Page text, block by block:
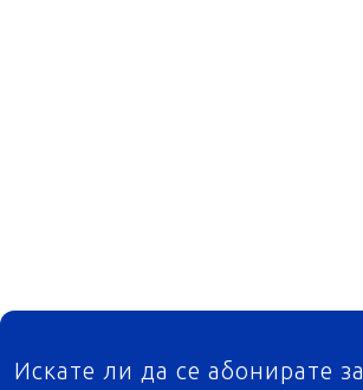
ФУТЕР
Искате ли да се абонирате за